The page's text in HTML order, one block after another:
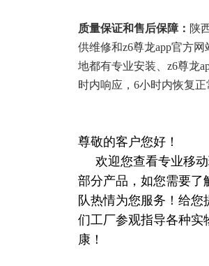
质量保证和售后保障： 陕
供维修和z6尊龙app官方
地都有专业安装、z6尊龙
时内响应，6小时内恢复
尊敬的客户您好！
欢迎您查看专业移动
部分产品，如您需要了
队热情为您服务！给
们工厂参观指导各种实
康！